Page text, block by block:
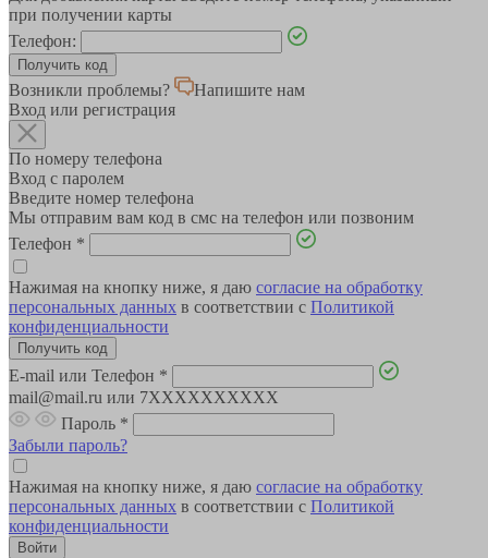
при получении карты
Телефон:
Возникли проблемы?
Напишите нам
Вход или регистрация
По номеру телефона
Вход с паролем
Введите номер телефона
Мы отправим вам код в смс на телефон или позвоним
Телефон *
Нажимая на кнопку ниже, я даю согласие на обработку
персональных данных в соответствии с Политикой
конфиденциальности
E-mail или Телефон *
mail@mail.ru или 7XXXXXXXXXX
Пароль *
Забыли пароль?
Нажимая на кнопку ниже, я даю согласие на обработку
персональных данных в соответствии с Политикой
конфиденциальности